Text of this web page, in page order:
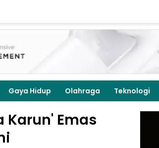
Gaya Hidup Olahraga Teknologi
Karun' Emas